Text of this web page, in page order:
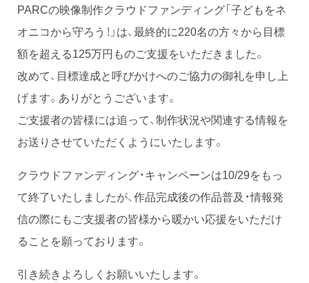
PARCの映像制作クラウドファンディング「子どもをネ
オニコから守ろう！」は、最終的に220名の方々から目標
額を超える125万円ものご支援をいただきました。
改めて、目標達成と呼びかけへのご協力の御礼を申し上
げます。ありがとうございます。
ご支援者の皆様には追って、制作状況や関連する情報を
お送りさせていただくようにいたします。
クラウドファンディング・キャンペーンは10/29をもっ
て終了いたしましたが、作品完成後の作品普及・情報発
信の際にもご支援者の皆様から暖かい応援をいただけ
ることを願っております。
引き続きよろしくお願いいたします。